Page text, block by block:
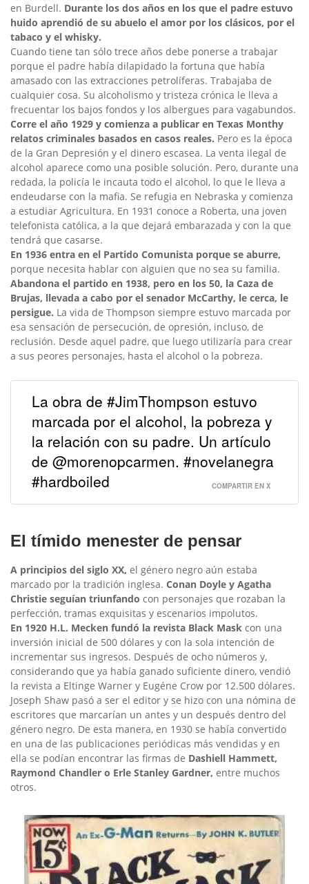
en Burdell. Durante los dos años en los que el padre estuvo
huido aprendió de su abuelo el amor por los clásicos, por el
tabaco y el whisky.
Cuando tiene tan sólo trece años debe ponerse a trabajar
porque el padre había dilapidado la fortuna que había
amasado con las extracciones petrolíferas. Trabajaba de
cualquier cosa. Su alcoholismo y tristeza crónica le lleva a
frecuentar los bajos fondos y los albergues para vagabundos.
Corre el año 1929 y comienza a publicar en Texas Monthy
relatos criminales basados en casos reales. Pero es la época
de la Gran Depresión y el dinero escasea. La venta ilegal de
alcohol aparece como una posible solución. Pero, durante una
redada, la policía le incauta todo el alcohol, lo que le lleva a
endeudarse con la mafia. Se refugia en Nebraska y comienza
a estudiar Agricultura. En 1931 conoce a Roberta, una joven
telefonista católica, a la que dejará embarazada y con la que
tendrá que casarse.
En 1936 entra en el Partido Comunista porque se aburre,
porque necesita hablar con alguien que no sea su familia.
Abandona el partido en 1938, pero en los 50, la Caza de
Brujas, llevada a cabo por el senador McCarthy, le cerca, le
persigue. La vida de Thompson siempre estuvo marcada por
esa sensación de persecución, de opresión, incluso, de
reclusión. Desde aquel padre, que luego utilizaría para crear
a sus peores personajes, hasta el alcohol o la pobreza.
La obra de #JimThompson estuvo
marcada por el alcohol, la pobreza y
la relación con su padre. Un artículo
de @morenopcarmen. #novelanegra
#hardboiled
COMPARTIR EN X
El tímido menester de pensar
A principios del siglo XX, el género negro aún estaba
marcado por la tradición inglesa. Conan Doyle y Agatha
Christie seguían triunfando con personajes que rozaban la
perfección, tramas exquisitas y escenarios impolutos.
En 1920 H.L. Mecken fundó la revista Black Mask con una
inversión inicial de 500 dólares y con la sola intención de
incrementar sus ingresos. Después de ocho números y,
considerando que ya había ganado suficiente dinero, vendió
la revista a Eltinge Warner y Eugéne Crow por 12.500 dólares.
Joseph Shaw pasó a ser el editor y se hizo con una nómina de
escritores que marcarían un antes y un después dentro del
género negro. De esta manera, en 1930 se había convertido
en una de las publicaciones periódicas más vendidas y en
ella se podían encontrar las firmas de Dashiell Hammett,
Raymond Chandler o Erle Stanley Gardner, entre muchos
otros.